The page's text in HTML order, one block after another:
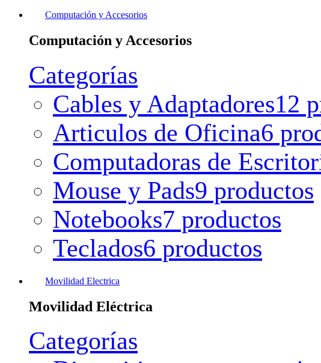
Computación y Accesorios
Computación y Accesorios
Categorías
Cables y Adaptadores12
Articulos de Oficina6
Computadoras de
Mouse y Pads9 productos
Notebooks7 productos
Teclados6 productos
Movilidad Electrica
Movilidad Eléctrica
Categorías